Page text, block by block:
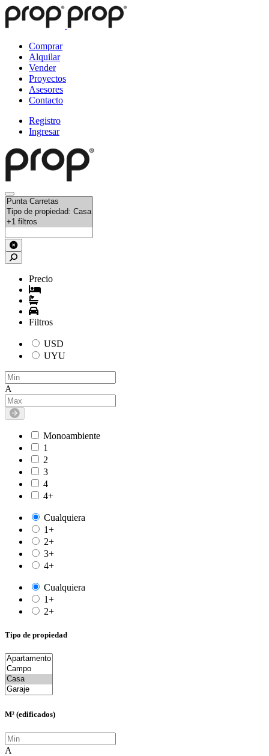
Comprar
Alquilar
Vender
Proyectos
Asesores
Contacto
Registro
Ingresar
Precio
Filtros
USD
UYU
A
Monoambiente
1
2
3
4
4+
Cualquiera
1+
2+
3+
4+
Cualquiera
1+
2+
Tipo de propiedad
M² (edificados)
A